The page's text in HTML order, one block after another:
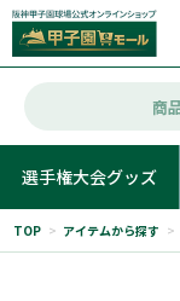
選手権大会グッズ
TOP > アイテムから探す >